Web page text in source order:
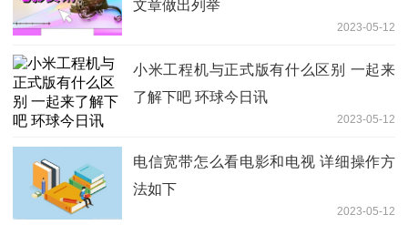
文章做出列举
2023-05-12
小米工程机与正式版有什么区别 一起来
了解下吧 环球今日讯
2023-05-12
电信宽带怎么看电影和电视 详细操作方
法如下
2023-05-12